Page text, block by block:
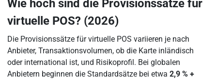
Wie hoch sind die Provisionssätze für
virtuelle POS? (2026)
Die Provisionssätze für virtuelle POS variieren je nach
Anbieter, Transaktionsvolumen, ob die Karte inländisch
oder international ist, und Risikoprofil. Bei globalen
Anbietern beginnen die Standardsätze bei etwa 2,9 % +